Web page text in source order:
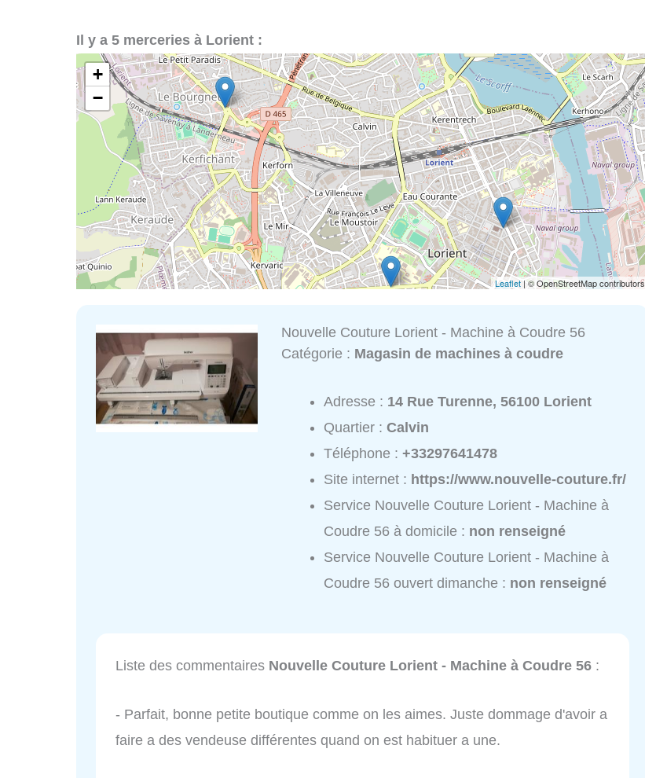
Il y a 5 merceries à Lorient :
+
−
Leaflet| © OpenStreetMap contributors
Nouvelle Couture Lorient - Machine à Coudre 56
Catégorie : Magasin de machines à coudre
Adresse : 14 Rue Turenne, 56100 Lorient
Quartier :Calvin
Téléphone :+33297641478
Site internet : https://www.nouvelle-couture.fr/
Service Nouvelle Couture Lorient - Machine à
Coudre 56 à domicile : non renseigné
Service Nouvelle Couture Lorient - Machine à
Coudre 56 ouvert dimanche : non renseigné
Liste des commentaires Nouvelle Couture Lorient - Machine à Coudre 56 :
- Parfait, bonne petite boutique comme on les aimes. Juste dommage d'avoir a
faire a des vendeuse différentes quand on est habituer a une.